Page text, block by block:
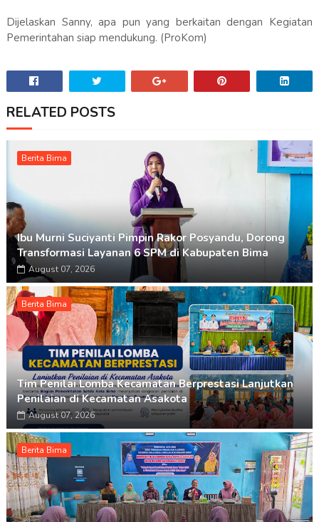
Dijelaskan Sanny, apa pun yang berkaitan dengan Kegiatan
Pemerintahan siap mendukung. (ProKom)
RELATED POSTS
Berita Bima
Ibu Murni Suciyanti Pimpin Rakor Posyandu, Dorong
Transformasi Layanan 6 SPM di Kabupaten Bima
August 07, 2026
Berita Bima
Tim Penilai Lomba Kecamatan Berprestasi Lanjutkan
Penilaian di Kecamatan Asakota
August 07, 2026
Berita Bima